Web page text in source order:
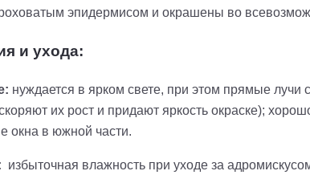
эпидермисом и окрашены во
и ухода:
нуждается в ярком свете, при этом прямые
их рост и придают яркость окраске);
окна в южной части.
избыточная влажность при уходе за